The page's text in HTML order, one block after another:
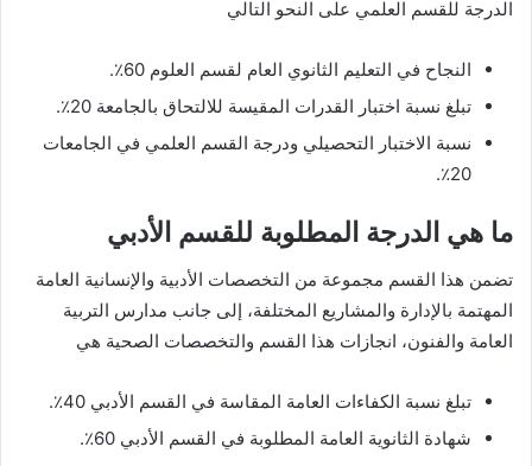
الدرجة للقسم العلمي على النحو التالي
النجاح في التعليم الثانوي العام لقسم العلوم 60٪.
تبلغ نسبة اختبار القدرات المقيسة للالتحاق بالجامعة 20٪.
نسبة الاختبار التحصيلي ودرجة القسم العلمي في الجامعات
20٪.
ما هي الدرجة المطلوبة للقسم الأدبي
تضمن هذا القسم مجموعة من التخصصات الأدبية والإنسانية العامة
المهتمة بالإدارة والمشاريع المختلفة، إلى جانب مدارس التربية
العامة والفنون، انجازات هذا القسم والتخصصات الصحية هي
تبلغ نسبة الكفاءات العامة المقاسة في القسم الأدبي 40٪.
شهادة الثانوية العامة المطلوبة في القسم الأدبي 60٪.